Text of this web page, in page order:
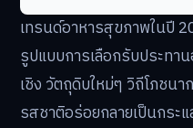
เทรนด์อาหารสุขภาพในปี
รูปแบบการเลือกรับประทา
เชิง วัตถุดิบใหม่ๆ วิถีโภชน
รสชาติอร่อยกลายเป็นกร